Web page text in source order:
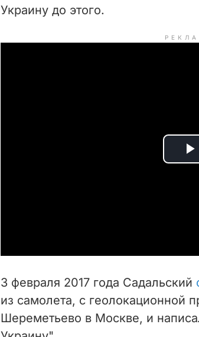
Украину до этого.
i
d
3 февраля 2017 года Садальский
из самолета, с геолокационной
Шереметьево в Москве, и